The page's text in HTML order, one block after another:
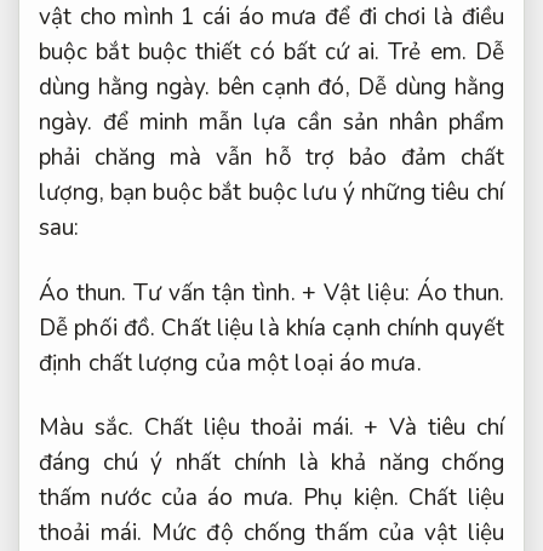
vật cho mình 1 cái áo mưa để đi chơi là điều
buộc bắt buộc thiết có bất cứ ai.Trẻ em. Dễ
dùng hằng ngày. bên cạnh đó, Dễ dùng hằng
ngày. để minh mẫn lựa cần sản nhân phẩm
phải chăng mà vẫn hỗ trợ bảo đảm chất
lượng, bạn buộc bắt buộc lưu ý những tiêu chí
sau:
Áo thun. Tư vấn tận tình. + Vật liệu: Áo thun.
Dễ phối đồ. Chất liệu là khía cạnh chính quyết
định chất lượng của một loại áo mưa.
Màu sắc. Chất liệu thoải mái. + Và tiêu chí
đáng chú ý nhất chính là khả năng chống
thấm nước của áo mưa. Phụ kiện. Chất liệu
thoải mái. Mức độ chống thấm của vật liệu